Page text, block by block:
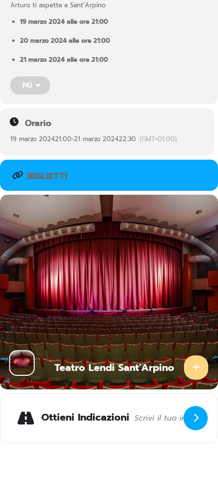
Arturo ti aspetta a Sant’Arpino
19 marzo 2024 alle ore 21:00
20 marzo 2024 alle ore 21:00
21 marzo 2024 alle ore 21:00
In questo spettacolo, Arturo aprirà le porte della sua casa, fatta
di ricordi e di fantasie; una casa senza luogo e senza tempo, in
ognuna delle stanze racconta un aspetto diverso del nostro
essere. È una casa segreta, senza presente, passato e futuro, in
PIÙ
Orario
19 marzo 202421:00-21 marzo 202422:30 (GMT+01:00)
BIGLIETTI
Teatro Lendi Sant'Arpino
Ottieni Indicazioni